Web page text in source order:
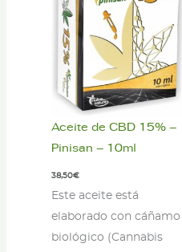
Aceite de CBD 15% –
Pinisan – 10ml
38,50€
Este aceite está
elaborado con cáñamo
biológico (Cannabis